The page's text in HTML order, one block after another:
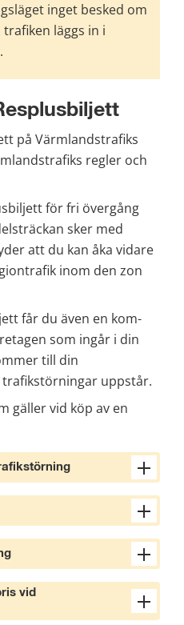
inget besked om
läggs in i
på Värmlandstrafiks
regler och
för fri övergång
sker med
att du kan åka vidare
inom den zon
får du även en kom-
som ingår i din
till din
uppstår.
gäller vid köp av en
vid